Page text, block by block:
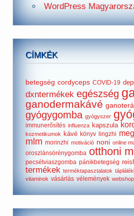
WordPress
CÍMKÉK
betegség cordyceps COVID-19
dxntermékek egészség
ganodermakávé
gyógygomba gyógyszer
immunerősítés influenza kapszula
kozmetikumok kávé könyv lingzhi
mlm morinzhi motiváció noni online
oroszlánsörénygomba otthoni
pecsétviaszgomba pánikbetegség
termékek terméktapasztalatok
vitaminok vásárlás vélemények webshop